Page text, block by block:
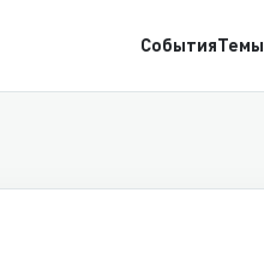
СобытияТемы